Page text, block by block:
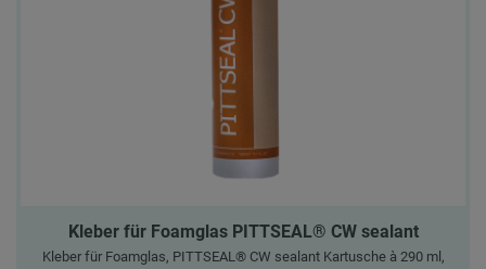
Kleber für Foamglas PITTSEAL® CW sealant
Kleber für Foamglas, PITTSEAL® CW sealant Kartusche à 290 ml,